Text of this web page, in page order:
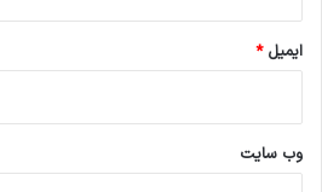
ایمیل*
وب‌ سایت